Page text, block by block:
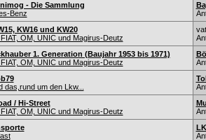
- Die Sammlung
Benz
KW16 und KW20
OM, UNIC und Magirus-Deutz
1. Generation (Baujahr 1953 bis 1971)
OM, UNIC und Magirus-Deutz
das,rund um den Lkw...
/ Hi-Street
OM, UNIC und Magirus-Deutz